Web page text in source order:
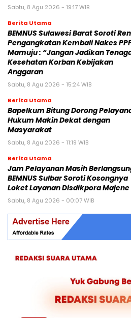
Sabtu, 8 Agu 2026 - 19:17 WIB
Berita Utama
BEMNUS Sulawesi Barat Soroti
Pengangkatan Kembali Nakes
Mamuju : “Jangan Jadikan
Kesehatan Korban Kebijakan
Anggaran
Sabtu, 8 Agu 2026 - 15:24 WIB
Berita Utama
Bapelkum Bitung Dorong
Hukum Makin Dekat dengan
Masyarakat
Sabtu, 8 Agu 2026 - 11:19 WIB
Berita Utama
Jam Pelayanan Masih
BEMNUS Sulbar Soroti Kosongnya
Loket Layanan Disdikpora Majene
Sabtu, 8 Agu 2026 - 00:07 WIB